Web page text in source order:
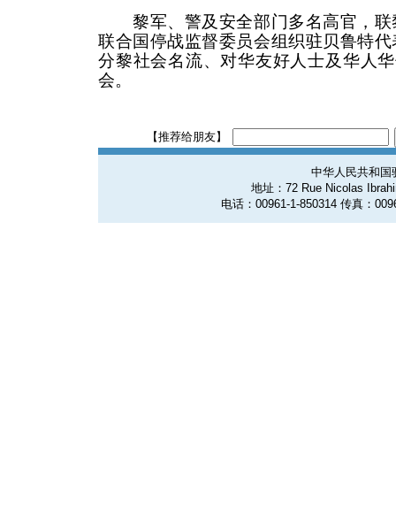
黎军、警及安全部门多名高官，联
联合国停战监督委员会组织驻贝鲁特
分黎社会名流、对华友好人士及华人
会。
【推荐给朋友】
中华人民共和国
地址：72 Rue Nicolas
电话：00961-1-850314 传真：